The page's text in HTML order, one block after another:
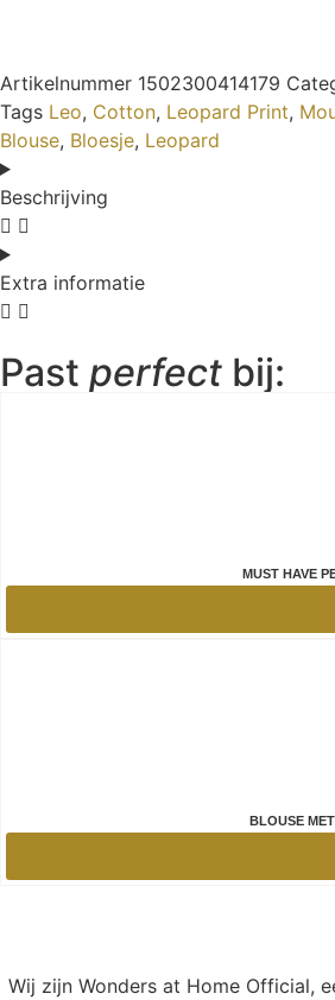
Artikelnummer 1502300414179
Tags Leo, Cotton, Leopard Print,
Blouse, Bloesje, Leopard
Beschrijving
Extra informatie
Past perfect bij:
MUST HAVE
BLOUSE
Wij zijn Wonders at Home Official,